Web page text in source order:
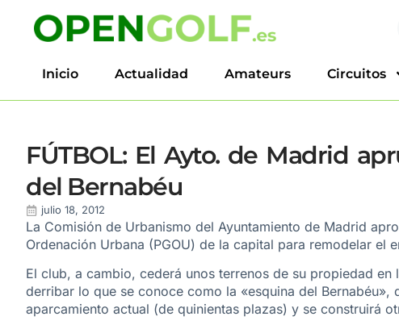
Inicio Actualidad Amateurs Circuitos
FÚTBOL: El Ayto. de Madrid
del Bernabéu
julio 18, 2012
La Comisión de Urbanismo del Ayuntamiento de Madrid
Ordenación Urbana (PGOU) de la capital para remodelar el
El club, a cambio, cederá unos terrenos de su propiedad
derribar lo que se conoce como la «esquina del Bernabéu»,
aparcamiento actual (de quinientas plazas) y se construirá